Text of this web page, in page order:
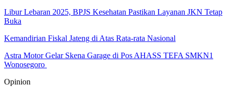
Libur Lebaran 2025, BPJS Kesehatan Pastikan Layanan JKN Tetap
Buka
Kemandirian Fiskal Jateng di Atas Rata-rata Nasional
Astra Motor Gelar Skena Garage di Pos AHASS TEFA SMKN1
Wonosegoro
Opinion